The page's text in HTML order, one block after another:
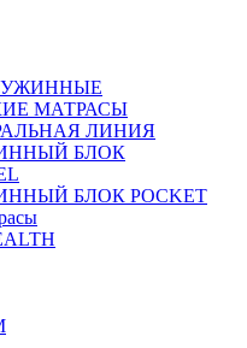
МАТРАСЫ
ЛИНИЯ
БЛОК
БЛОК POCKET